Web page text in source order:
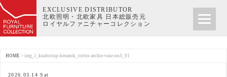
EXCLUSIVE DISTRIBUTOR
北欧照明・北欧家具 日本総販売元
ロイヤルファニチャーコレクション
HOME > img_l_knabstrup-keramik_tortus-archie-vase-no3_01
2026.03.14 Sat